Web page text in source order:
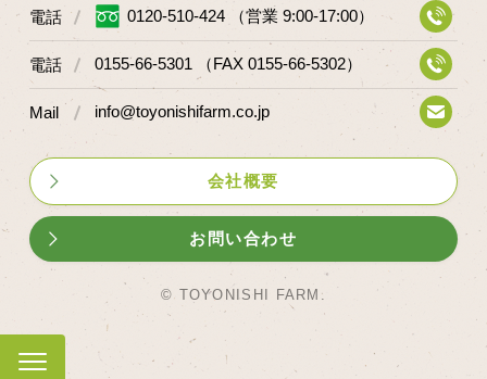
電話 0120-510-424 （営業 9:00-17:00）
電話 0155-66-5301 （FAX 0155-66-5302）
Mail info@toyonishifarm.co.jp
会社概要
お問い合わせ
© TOYONISHI FARM.
個人のお客様
法人のお客様
Facebook
LINE公式アカウント
RSS フィード